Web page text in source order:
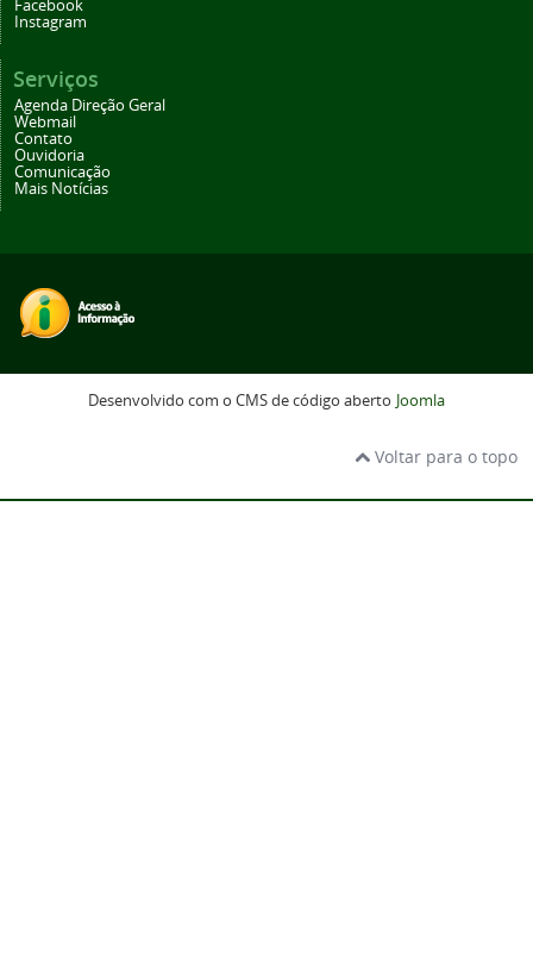
Facebook
Instagram
Serviços
Agenda Direção Geral
Webmail
Contato
Ouvidoria
Comunicação
Mais Notícias
Desenvolvido com o CMS de código aberto Joomla
Voltar para o topo